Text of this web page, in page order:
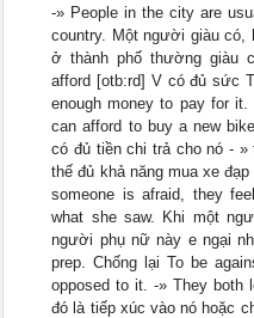
-» People in the city are
country. Một người giàu
ở thành phố thường giàu
afford [otb:rd] V có đủ sức
enough money to pay for it.
can afford to buy a new
có đủ tiền chi trả cho nó -
thế đủ khả năng mua xe
someone is afraid, they
what she saw. Khi một
người phụ nữ này e ngại
prep. Chống lại To be
opposed to it. -» They both
đó là tiếp xúc vào nó hoặc